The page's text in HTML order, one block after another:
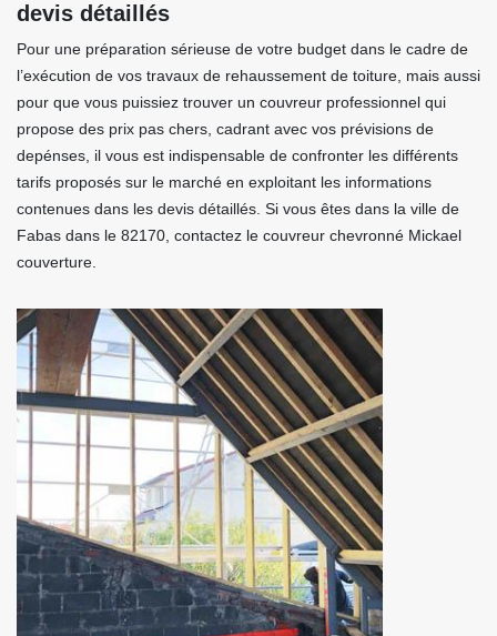
devis détaillés
Pour une préparation sérieuse de votre budget dans le cadre de
l’exécution de vos travaux de rehaussement de toiture, mais aussi
pour que vous puissiez trouver un couvreur professionnel qui
propose des prix pas chers, cadrant avec vos prévisions de
depénses, il vous est indispensable de confronter les différents
tarifs proposés sur le marché en exploitant les informations
contenues dans les devis détaillés. Si vous êtes dans la ville de
Fabas dans le 82170, contactez le couvreur chevronné Mickael
couverture.